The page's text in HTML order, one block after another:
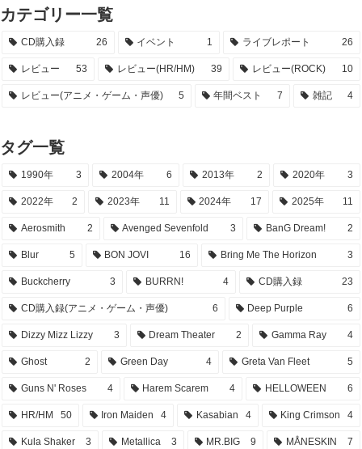
カテゴリー一覧
CD購入録 26 イベント 1 ライブレポート 26
レビュー 53 レビュー(HR/HM) 39 レビュー(ROCK) 10
レビュー(アニメ・ゲーム・声優) 5 年間ベスト 7 雑記 4
タグ一覧
1990年 3 2004年 6 2013年 2 2020年 3
2022年 2 2023年 11 2024年 17 2025年 11
Aerosmith 2 Avenged Sevenfold 3 BanG Dream! 2
Blur 5 BON JOVI 16 Bring Me The Horizon 3
Buckcherry 3 BURRN! 4 CD購入録 23
CD購入録(アニメ・ゲーム・声優) 6 Deep Purple 6
Dizzy Mizz Lizzy 3 Dream Theater 2 Gamma Ray 4
Ghost 2 Green Day 4 Greta Van Fleet 5
Guns N' Roses 4 Harem Scarem 4 HELLOWEEN 6
HR/HM 50 Iron Maiden 4 Kasabian 4 King Crimson 4
Kula Shaker 3 Metallica 3 MR.BIG 9 MÅNESKIN 7